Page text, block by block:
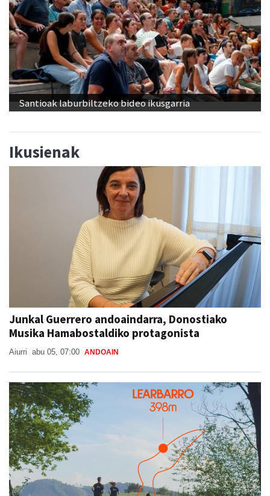
Santioak laburbiltzeko bideo ikusgarria
Ikusienak
Junkal Guerrero andoaindarra, Donostiako
Musika Hamabostaldiko protagonista
Aiurri abu 05, 07:00 ANDOAIN